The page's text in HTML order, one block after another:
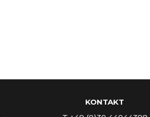
KONTAKT